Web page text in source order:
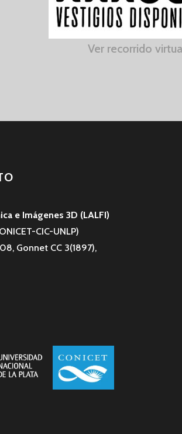
Ver recorrido
e Imágenes 3D (LALFI)
CIC-UNLP)
Gonnet CC 3(1897),